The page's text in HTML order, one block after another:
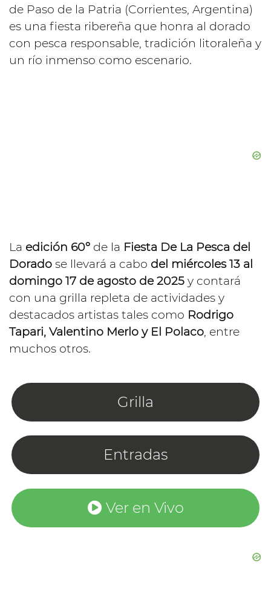
de Paso de la Patria (Corrientes, Argentina)
es una fiesta ribereña que honra al dorado
con pesca responsable, tradición litoraleña y
un río inmenso como escenario.
La edición 60º de la Fiesta De La Pesca del
Dorado se llevará a cabo del miércoles 13 al
domingo 17 de agosto de 2025 y contará
con una grilla repleta de actividades y
destacados artistas tales como Rodrigo
Tapari, Valentino Merlo y El Polaco, entre
muchos otros.
Grilla
Entradas
Ver en Vivo